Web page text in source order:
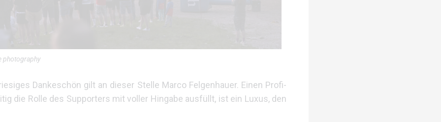
photography
Dankeschön gilt an dieser Stelle Marco Felgenhauer. Einen Profi-
die Rolle des Supporters mit voller Hingabe ausfüllt, ist ein Luxus, den